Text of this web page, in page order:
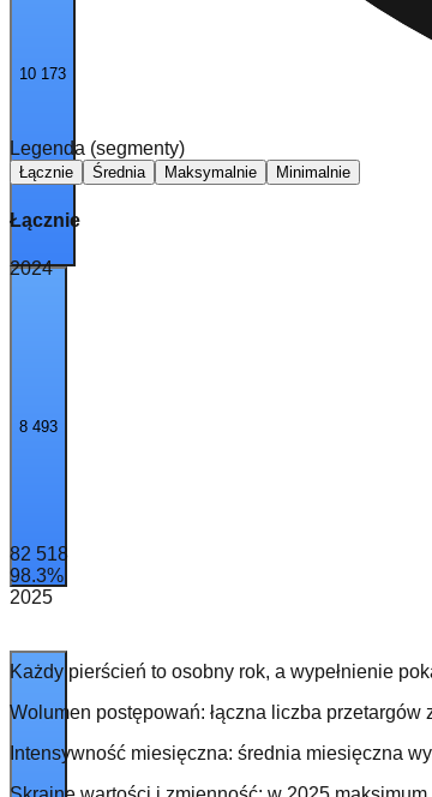
10 173
8 493
Legenda (segmenty)
Łącznie Średnia Maksymalnie Minimalnie
Łącznie
2024
82 518
98.3%
2025
Każdy pierścień to osobny rok, a wypełnienie
Wolumen postępowań: łączna liczba
Intensywność miesięczna: średnia miesięczna